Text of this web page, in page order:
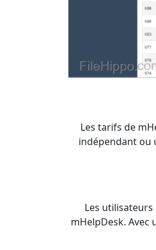
Les tarifs de
indépendant ou
Les
mHelpDesk.